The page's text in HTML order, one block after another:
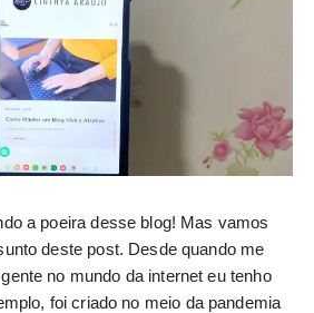
a poeira desse blog! Mas vamos
deste post. Desde quando me
no mundo da internet eu tenho
foi criado no meio da pandemia